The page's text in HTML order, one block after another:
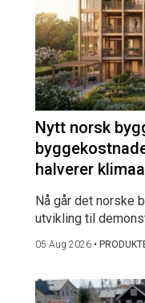
Nytt norsk
halverer
Nå går det norske
utvikling til
05 Aug 2026 •